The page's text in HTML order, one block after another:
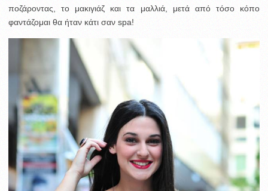
ποζάροντας, το μακιγιάζ και τα μαλλιά, μετά από τόσο κόπο
φαντάζομαι θα ήταν κάτι σαν spa!